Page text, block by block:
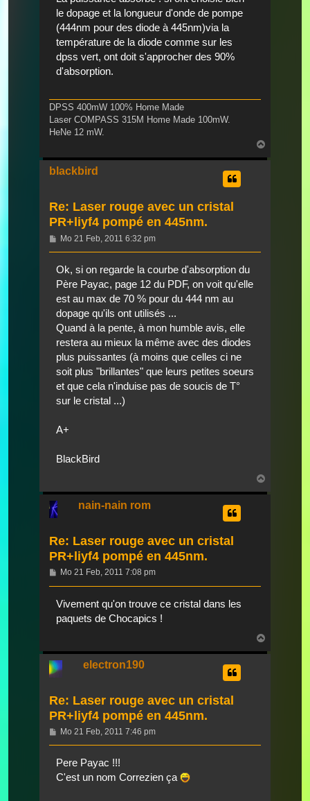
le dopage et la longueur d'onde de pompe
(444nm pour des diode à 445nm)via la
température de la diode comme sur les
dpss vert, ont doit s'approcher des 90%
d'absorption.
DPSS 400mW 100% Home Made
Laser COMPASS 315M Home Made 100mW.
HeNe 12 mW.
blackbird
Re: Laser rouge avec un cristal
PR+liyf4 pompé en 445nm.
Beitrag
Mo 21 Feb, 2011 6:32 pm
Ok, si on regarde la courbe d'absorption du
Père Payac, page 12 du PDF, on voit qu'elle
est au max de 70 % pour du 444 nm au
dopage qu'ils ont utilisés ...
Quand à la pente, à mon humble avis, elle
restera au mieux la même avec des diodes
plus puissantes (à moins que celles ci ne
soit plus "brillantes" que leurs petites soeurs
et que cela n'induise pas de soucis de T°
sur le cristal ...)
A+
BlackBird
nain-nain rom
Re: Laser rouge avec un cristal
PR+liyf4 pompé en 445nm.
Beitrag
Mo 21 Feb, 2011 7:08 pm
Vivement qu'on trouve ce cristal dans les
paquets de Chocapics !
electron190
Re: Laser rouge avec un cristal
PR+liyf4 pompé en 445nm.
Beitrag
Mo 21 Feb, 2011 7:46 pm
Pere Payac !!!
C'est un nom Correzien ça